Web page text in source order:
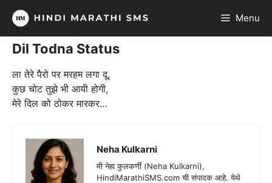
Skip
content
Menu
Dil Todna Status
ला तेरे पैरो पर मरहम लगा दू,
कुछ चोट तुझे भी आयी होगी,
मेरे दिल को ठोकर मारकर…
Neha Kulkarni
मी नेहा कुलकर्णी (Neha Kulkarni),
HindiMarathiSMS.com ची संपादक आहे. येथे